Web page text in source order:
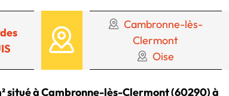
Cambronne-lès-
Clermont
Oise
situé à Cambronne-lès-Clermont (60290) à